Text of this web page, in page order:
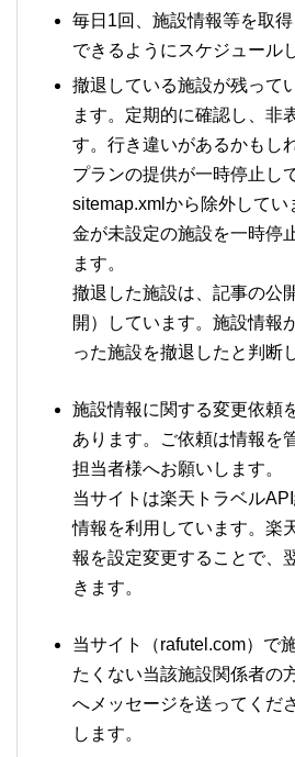
毎日1回、施設情報等を取
できるようにスケジュール
撤退している施設が残って
ます。定期的に確認し、非
す。行き違いがあるかもし
プランの提供が一時停止し
sitemap.xmlから除外してい
金が未設定の施設を一時停
ます。
撤退した施設は、記事の公
開）しています。施設情報
った施設を撤退したと判断
施設情報に関する変更依頼
あります。ご依頼は情報を
担当者様へお願いします。
当サイトは楽天トラベル
情報を利用しています。楽
報を設定変更することで、
きます。
当サイト（rafutel.com）で
たくない当該施設関係者の
へメッセージを送ってくだ
します。